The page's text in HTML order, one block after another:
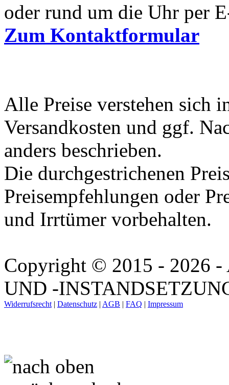
oder rund um die Uhr per
Zum Kontaktformular
Alle Preise verstehen sich
Versandkosten und ggf.
anders beschrieben.
Die durchgestrichenen
Preisempfehlungen oder
und Irrtümer vorbehalten.
Copyright © 2015 - 2026
UND -
Widerrufsrecht | Datenschutz | AGB | FAQ | Impressum